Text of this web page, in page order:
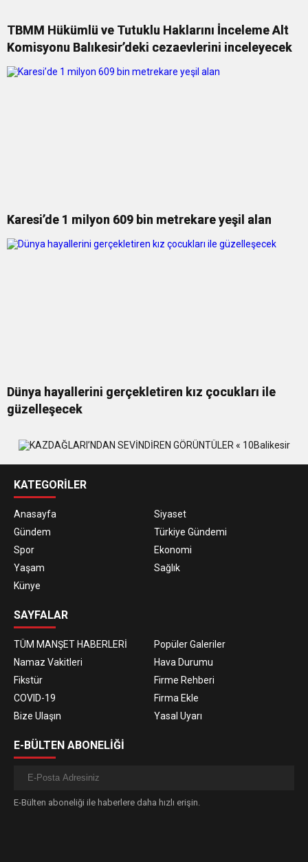
TBMM Hükümlü ve Tutuklu Haklarını İnceleme Alt
Komisyonu Balıkesir’deki cezaevlerini inceleyecek
Karesi’de 1 milyon 609 bin metrekare yeşil alan
Dünya hayallerini gerçekletiren kız çocukları ile
güzelleşecek
KATEGORİLER
Anasayfa
Siyaset
Gündem
Türkiye Gündemi
Spor
Ekonomi
Yaşam
Sağlık
Künye
SAYFALAR
TÜM MANŞET HABERLERİ
Popüler Galeriler
Namaz Vakitleri
Hava Durumu
Fikstür
Firme Rehberi
COVID-19
Firma Ekle
Bize Ulaşın
Yasal Uyarı
E-BÜLTEN ABONELİĞİ
E-Bülten aboneliği ile haberlere daha hızlı erişin.